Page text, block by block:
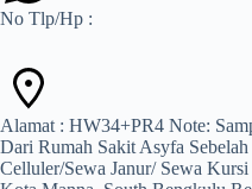
No Tlp/Hp :
Alamat : HW34+PR4 Note:
Dari Rumah Sakit Asyfa
Celluler/Sewa Janur/ Sewa